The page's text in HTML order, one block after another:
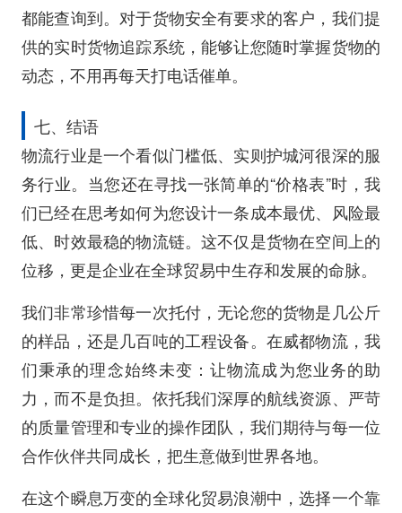
都能查询到。对于货物安全有要求的客户，我们提
供的实时货物追踪系统，能够让您随时掌握货物的
动态，不用再每天打电话催单。
七、结语
物流行业是一个看似门槛低、实则护城河很深的服
务行业。当您还在寻找一张简单的“价格表”时，我
们已经在思考如何为您设计一条成本最优、风险最
低、时效最稳的物流链。这不仅是货物在空间上的
位移，更是企业在全球贸易中生存和发展的命脉。
我们非常珍惜每一次托付，无论您的货物是几公斤
的样品，还是几百吨的工程设备。在威都物流，我
们秉承的理念始终未变：让物流成为您业务的助
力，而不是负担。依托我们深厚的航线资源、严苛
的质量管理和专业的操作团队，我们期待与每一位
合作伙伴共同成长，把生意做到世界各地。
在这个瞬息万变的全球化贸易浪潮中，选择一个靠